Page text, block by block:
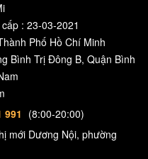
: 23-03-2021
Phố Hồ Chí Minh
Bình Trị Đông B, Quận Bình
991
(8:00-20:00)
mới Dương Nội, phường